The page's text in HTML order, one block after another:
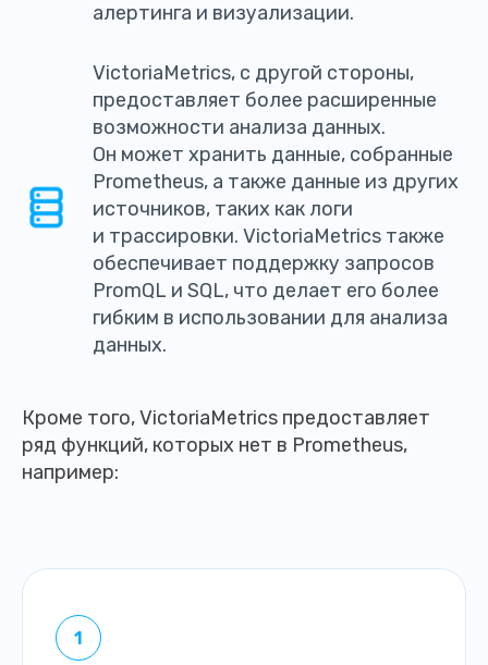
алертинга и визуализации.
VictoriaMetrics, с другой стороны,
предоставляет более расширенные
возможности анализа данных.
Он может хранить данные, собранные
Prometheus, а также данные из других
источников, таких как логи
и трассировки. VictoriaMetrics также
обеспечивает поддержку запросов
PromQL и SQL, что делает его более
гибким в использовании для анализа
данных.
Кроме того, VictoriaMetrics предоставляет
ряд функций, которых нет в Prometheus,
например: